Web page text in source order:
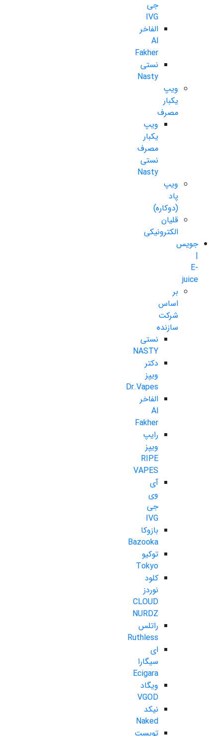
جی
IVG
الفاخر
Al
Fakher
نستی
Nasty
ویپ
یکبار
مصرف
ویپ
یکبار
مصرف
نستی
Nasty
ویپ
پاد
(دوکاره)
قلیان
الکترونیکی
جویس
|
E-
juice
بر
اساس
شرکت
سازنده
نستی
NASTY
دکتر
ویپز
Dr.Vapes
الفاخر
Al
Fakher
رایپ
ویپز
RIPE
VAPES
آی
وی
جی
IVG
بازوکا
Bazooka
توکیو
Tokyo
کلود
نوردز
CLOUD
NURDZ
راتلس
Ruthless
ای
سیگارا
Ecigara
ویگاد
VGOD
نیکد
Naked
تویست